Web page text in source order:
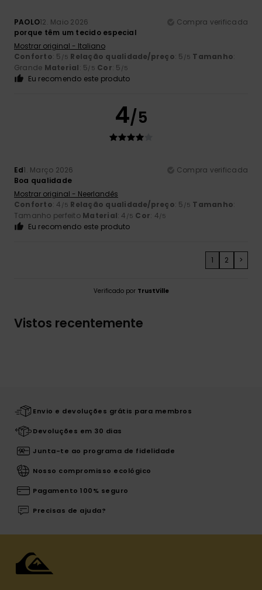
PAOLO12. Maio 2026
Compra verificada
porque têm um tecido especial
Mostrar original - Italiano
Conforto: 5 /5 Relação qualidade/preço: 5 /5 Tamanho:
Grande Material: 5/5 Cor: 5 /5
Eu recomendo este produto
4/5
Ed1. Março 2026
Compra verificada
Boa qualidade
Mostrar original - Neerlandês
Conforto: 4 /5 Relação qualidade/preço: 5 /5 Tamanho:
Tamanho perfeito Material: 4 /5 Cor: 4/5
Eu recomendo este produto
1 2 >
Verificado por TrustVille
Vistos recentemente
Envio e devoluções grátis para membros
Devoluções em 30 dias
Junta-te ao programa de fidelidade
Nosso compromisso ecológico
Pagamento 100% seguro
Precisas de ajuda?